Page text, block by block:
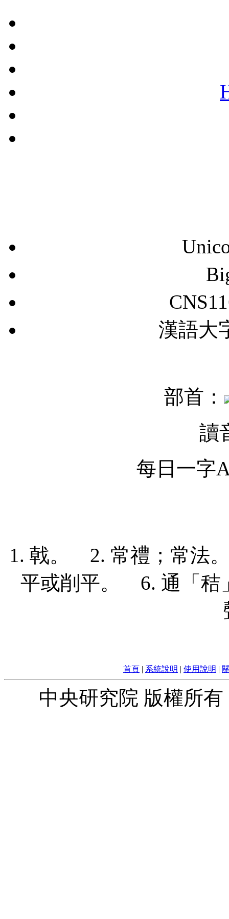
漢語大
部首：
讀
每日一字
1. 戟。 2. 常禮；常
平或削平。 6. 通「秸
首頁 | 系統說明 | 使用說明 |
中央研究院 版權所有